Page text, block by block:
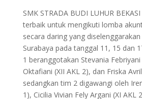
SMK STRADA BUDI LUHUR
terbaik untuk mengikuti lomba
secara daring yang
Surabaya pada tanggal 11, 15 dan
1 beranggotakan Stevania Febriyani
Oktafiani (XII AKL 2), dan Friska
sedangkan tim 2 digawangi oleh
1), Cicilia Vivian Fely Argani (XI AKL